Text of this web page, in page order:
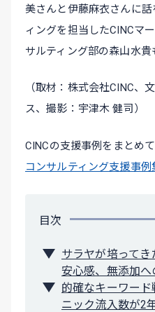
美さんと伊藤麻衣さんに
ィングを担当したCINCマ
サルティング部の森山水貴
（取材：株式会社CINC、
ス、撮影：宇津木 健司）
CINCの支援事例をまとめ
コンサルティング支援事例
目次
サラヤが培って
安心感、無添加へ
的確なキーワー
ニック流入数が2